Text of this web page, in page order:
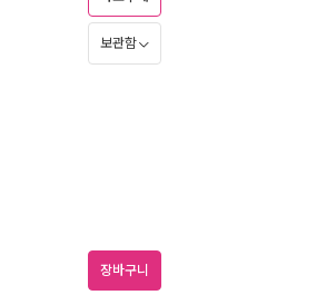
보관함
장바구니